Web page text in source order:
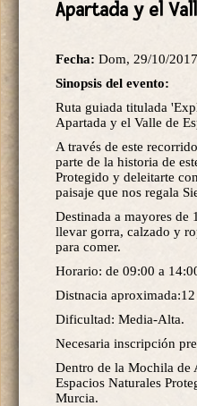
Apartada y el
Fecha: Dom, 29/10/
Sinopsis del evento:
Ruta guiada titulada
Apartada y el Valle de
A través de este
parte de la historia de
Protegido y deleitarte
paisaje que nos regala
Destinada a mayores de
llevar gorra, calzado y
para comer.
Horario: de 09:00 a
Distnacia
Dificultad: Media-Alta.
Necesaria inscripción
Dentro de la Mochila de
Espacios Naturales
Murcia.